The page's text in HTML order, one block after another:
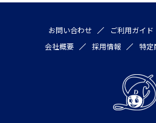
お問い合わせ ご利用ガイド
会社概要
採用情報 特定